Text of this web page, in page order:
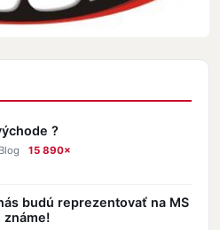
na východe ?
Blog 15 890×
budú reprezentovať na MS
známe!